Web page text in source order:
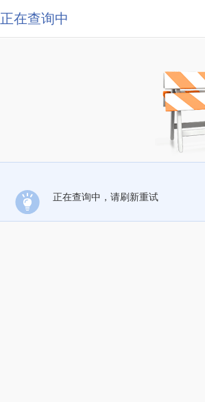
正在查询中
正在查询中，请刷新重试